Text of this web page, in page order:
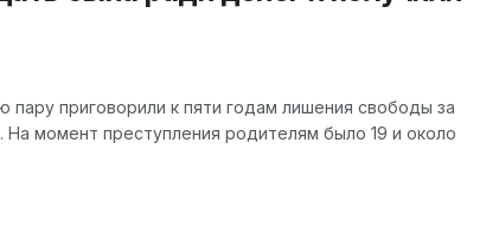
приговорили к пяти годам лишения свободы за
На момент преступления родителям было 19 и около